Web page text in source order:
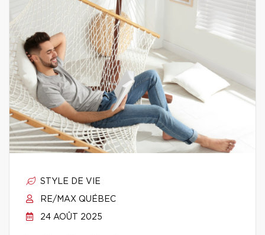
STYLE DE VIE
RE/MAX QUÉBEC
24 AOÛT 2025